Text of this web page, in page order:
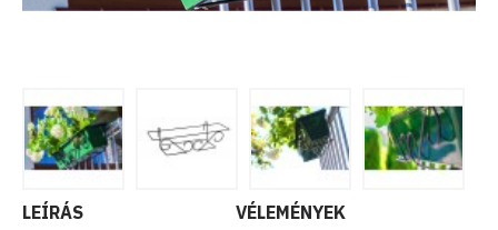
LEÍRÁS VÉLEMÉNYEK